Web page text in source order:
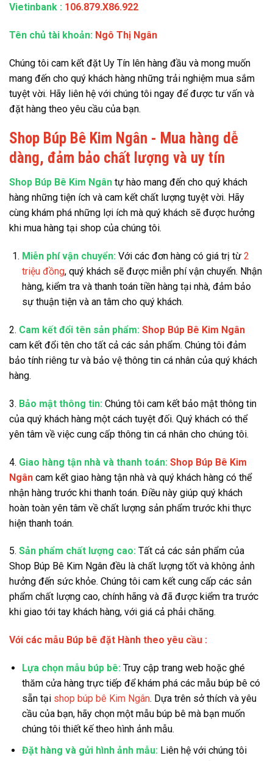
Vietinbank : 106.879.X86.922
Tên chủ tài khoản: Ngô Thị Ngân
Chúng tôi cam kết đặt Uy Tín lên hàng đầu và mong muốn
mang đến cho quý khách hàng những trải nghiệm mua sắm
tuyệt vời. Hãy liên hệ với chúng tôi ngay để được tư vấn và
đặt hàng theo yêu cầu của bạn.
Shop Búp Bê Kim Ngân - Mua hàng dễ
dàng, đảm bảo chất lượng và uy tín
Shop Búp Bê Kim Ngân tự hào mang đến cho quý khách
hàng những tiện ích và cam kết chất lượng tuyệt vời. Hãy
cùng khám phá những lợi ích mà quý khách sẽ được hưởng
khi mua hàng tại shop của chúng tôi.
Miễn phí vận chuyển: Với các đơn hàng có giá trị từ 2
triệu đồng, quý khách sẽ được miễn phí vận chuyển. Nhận
hàng, kiểm tra và thanh toán tiền hàng tại nhà, đảm bảo
sự thuận tiện và an tâm cho quý khách.
2. Cam kết đổi tên sản phẩm: Shop Búp Bê Kim Ngân
cam kết đổi tên cho tất cả các sản phẩm. Chúng tôi đảm
bảo tính riêng tư và bảo vệ thông tin cá nhân của quý khách
hàng.
3. Bảo mật thông tin: Chúng tôi cam kết bảo mật thông tin
của quý khách hàng một cách tuyệt đối. Quý khách có thể
yên tâm về việc cung cấp thông tin cá nhân cho chúng tôi.
4. Giao hàng tận nhà và thanh toán: Shop Búp Bê Kim
Ngân cam kết giao hàng tận nhà và quý khách hàng có thể
nhận hàng trước khi thanh toán. Điều này giúp quý khách
hoàn toàn yên tâm về chất lượng sản phẩm trước khi thực
hiện thanh toán.
5. Sản phẩm chất lượng cao: Tất cả các sản phẩm của
Shop Búp Bê Kim Ngân đều là chất lượng tốt và không ảnh
hưởng đến sức khỏe. Chúng tôi cam kết cung cấp các sản
phẩm chất lượng cao, chính hãng và đã được kiểm tra trước
khi giao tới tay khách hàng, với giá cả phải chăng.
Với các mẫu Búp bê đặt Hành theo yêu cầu :
Lựa chọn mẫu búp bê:Truy cập trang web hoặc ghé
thăm cửa hàng trực tiếp để khám phá các mẫu búp bê có
sẵn tại shop búp bê Kim Ngân. Dựa trên sở thích và yêu
cầu của bạn, hãy chọn một mẫu búp bê mà bạn muốn
chúng tôi thiết kế theo hình ảnh mẫu.
Đặt hàng và gửi hình ảnh mẫu: Liên hệ với chúng tôi